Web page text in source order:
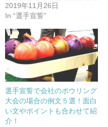
2019年11月26日
In “選手宣誓”
選手宣誓で会社のボウリング
大会の場合の例文５選！面白
い文やポイントも合わせて紹
介！